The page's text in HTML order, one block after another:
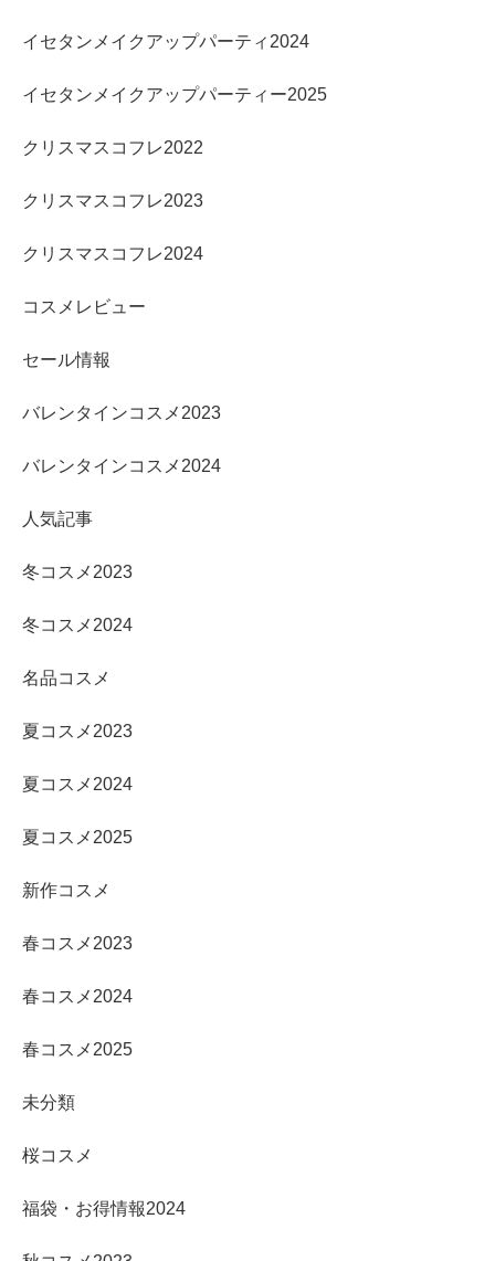
イセタンメイクアップパーティ2024
イセタンメイクアップパーティー2025
クリスマスコフレ2022
クリスマスコフレ2023
クリスマスコフレ2024
コスメレビュー
セール情報
バレンタインコスメ2023
バレンタインコスメ2024
人気記事
冬コスメ2023
冬コスメ2024
名品コスメ
夏コスメ2023
夏コスメ2024
夏コスメ2025
新作コスメ
春コスメ2023
春コスメ2024
春コスメ2025
未分類
桜コスメ
福袋・お得情報2024